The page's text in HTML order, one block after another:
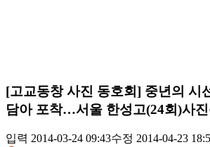
[고교동창 사진 동호회] 중년의 시
담아 포착…서울 한성고(24회)사진
입력 2014-03-24 09:43수정 2014-04-23